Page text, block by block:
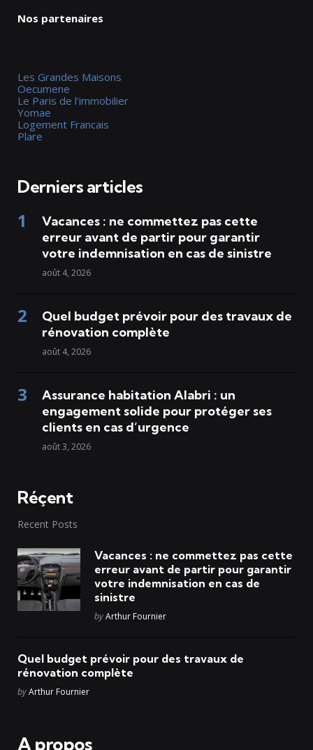
Nos partenaires
Les Grandes Maisons
Oecumene
Le Paris de l'immobilier
Yomae
Logement Francais
Plare
Derniers articles
Vacances : ne commettez pas cette
erreur avant de partir pour garantir
votre indemnisation en cas de sinistre
août 4, 2026
Quel budget prévoir pour des travaux de
rénovation complète
août 4, 2026
Assurance habitation Alabri : un
engagement solide pour protéger ses
clients en cas d’urgence
août 3, 2026
Réçent
Recent Posts
Vacances : ne commettez pas cette
erreur avant de partir pour garantir
votre indemnisation en cas de
sinistre
Posted
byArthur Fournier
Quel budget prévoir pour des travaux de
rénovation complète
Posted
byArthur Fournier
A propos